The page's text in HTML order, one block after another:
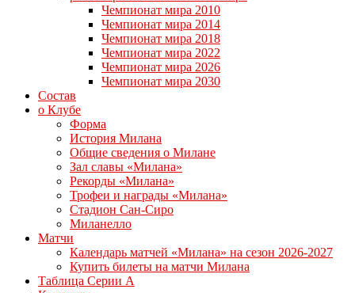
Чемпионат мира 2010
Чемпионат мира 2014
Чемпионат мира 2018
Чемпионат мира 2022
Чемпионат мира 2026
Чемпионат мира 2030
Состав
о Клубе
Форма
История Милана
Общие сведения о Милане
Зал славы «Милана»
Рекорды «Милана»
Трофеи и награды «Милана»
Стадион Сан-Сиро
Миланелло
Матчи
Календарь матчей «Милана» на сезон 2026-2027
Купить билеты на матчи Милана
Таблица Серии А